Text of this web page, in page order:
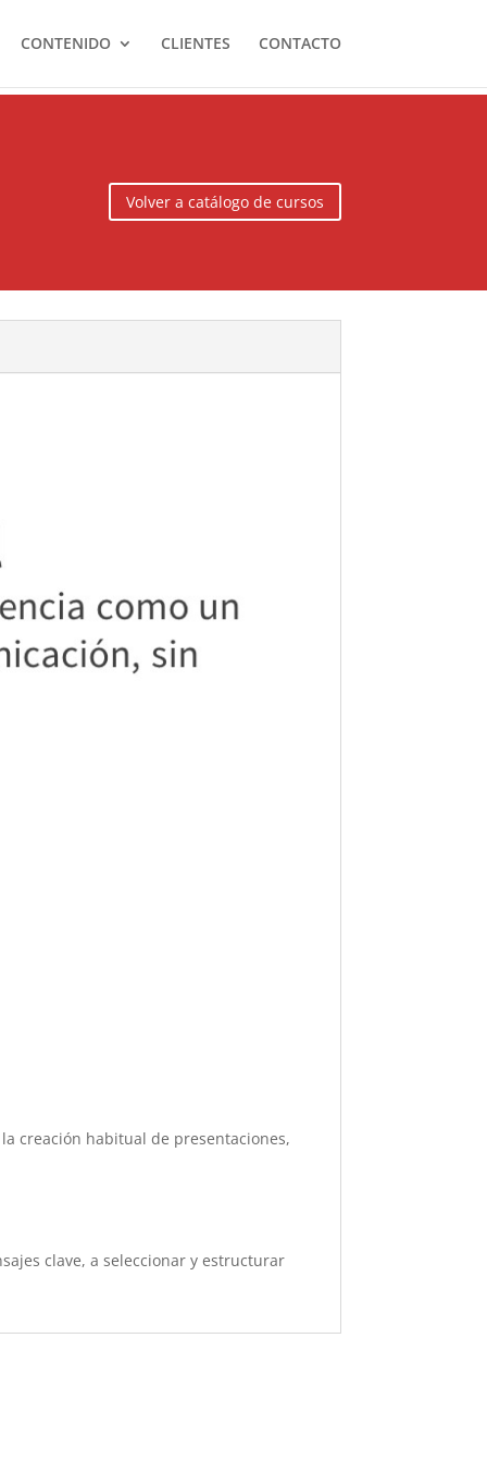
CONTENIDO CLIENTES CONTACTO
Volver a catálogo de cursos
creación habitual de presentaciones,
clave, a seleccionar y estructurar